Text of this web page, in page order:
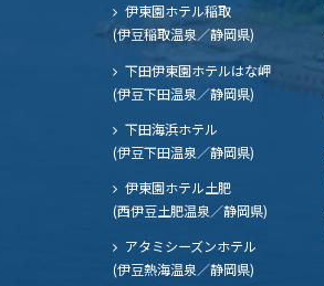
伊東園ホテル稲取
(伊豆稲取温泉／静岡県)
下田伊東園ホテルはな岬
(伊豆下田温泉／静岡県)
下田海浜ホテル
(伊豆下田温泉／静岡県)
伊東園ホテル土肥
(西伊豆土肥温泉／静岡県)
アタミシーズンホテル
(伊豆熱海温泉／静岡県)